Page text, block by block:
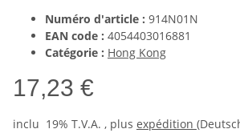
Numéro d'article : 914N01N
EAN code : 4054403016881
Catégorie : Hong Kong
17,23 €
inclu 19% T.V.A. , plus expédition